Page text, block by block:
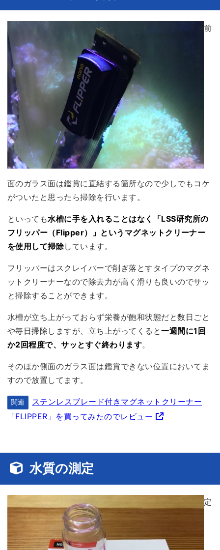
前
面のガラス面は鑑賞に直結する箇所なので少しでもコケ
がついたと思ったら掃除を行います。
といっても水槽に手を入れることはなく「LSS研究所の
フリッパー（Flipper）」というマグネットクリーナー
を使用して掃除しています。
フリッパーはスクレイパーで削ぎ落とすタイプのマグネ
ットクリーナーなので除去力が高く滑りも良いのでサッ
と掃除することができます。
水槽が立ち上がっておらず栄養が飽和状態だと数日ごと
や毎日掃除しますが、立ち上がってくると一週間に1回
か2回程度で、サッとすぐ終わります。
そのほか側面のガラス面は鑑賞できない位置においてま
すので放置してます。
関連
ステンレスブレード付きマグネットクリーナー
「FLIPPER」を買ってみたのでレビュー
水質の測定
定